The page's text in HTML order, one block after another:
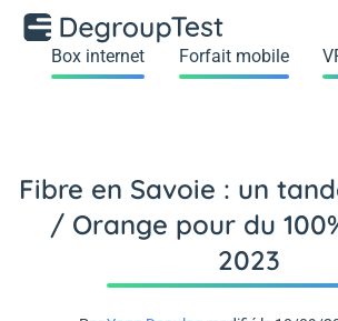
Box internet Forfait mobile
Fibre en Savoie : un
/ Orange pour du
2023